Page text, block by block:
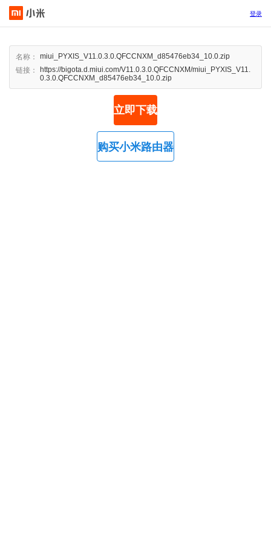
登录
名称：
miui_PYXIS_V11.0.3.0.QFCCNXM_d85476eb34_10.0.zip
链接：
https://bigota.d.miui.com/V11.0.3.0.QFCCNXM/miui_PYXIS_V11.
0.3.0.QFCCNXM_d85476eb34_10.0.zip
立即下载
购买小米路由器